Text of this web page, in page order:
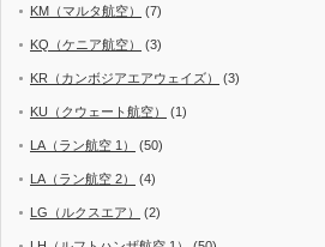
KM（マルタ航空） (7)
KQ（ケニア航空） (3)
KR（カンボジアエアウェイズ） (3)
KU（クウェート航空） (1)
LA（ラン航空 1） (50)
LA（ラン航空 2） (4)
LG（ルクスエア） (2)